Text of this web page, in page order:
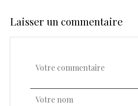
Laisser un commentaire